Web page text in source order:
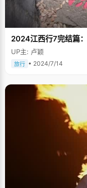
2024江西行7完结篇
UP主: 卢颖
旅行 • 2024/7/14